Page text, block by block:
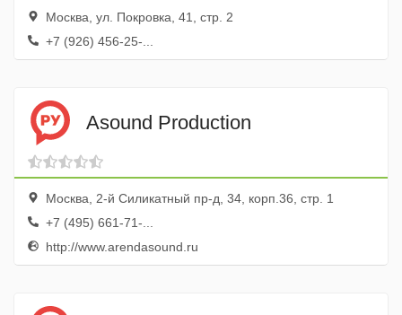
Москва, ул. Покровка, 41, стр. 2
+7 (926) 456-25-...
Asound Production
Москва, 2-й Силикатный пр-д, 34, корп.36, стр. 1
+7 (495) 661-71-...
http://www.arendasound.ru